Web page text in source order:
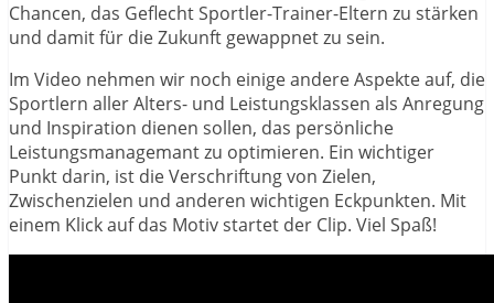
Chancen, das Geflecht Sportler-Trainer-Eltern zu stärken
und damit für die Zukunft gewappnet zu sein.
Im Video nehmen wir noch einige andere Aspekte auf, die
Sportlern aller Alters- und Leistungsklassen als Anregung
und Inspiration dienen sollen, das persönliche
Leistungsmanagemant zu optimieren. Ein wichtiger
Punkt darin, ist die Verschriftung von Zielen,
Zwischenzielen und anderen wichtigen Eckpunkten. Mit
einem Klick auf das Motiv startet der Clip. Viel Spaß!